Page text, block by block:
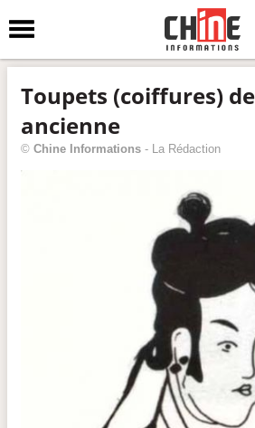
Toupets (coiffures)
ancienne
© Chine Informations - La Rédaction